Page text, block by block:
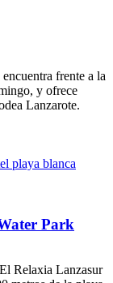
frente a la
y ofrece
Lanzarote.
Park
Relaxia Lanzasur